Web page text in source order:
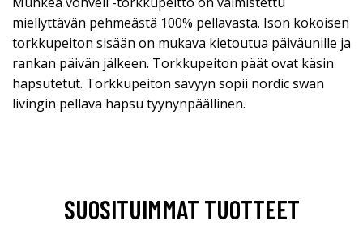
miellyttävän pehmeästä 100% pellavasta. Ison kokoisen
torkkupeiton sisään on mukava kietoutua päiväunille ja
rankan päivän jälkeen. Torkkupeiton päät ovat käsin
hapsutetut. Torkkupeiton sävyyn sopii nordic swan
livingin pellava hapsu tyynynpäällinen.
SUOSITUIMMAT TUOTTEET